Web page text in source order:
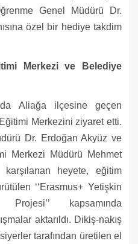
Genel Müdürü Dr.
özel bir hediye takdim
Merkezi ve Belediye
Aliağa ilçesine geçen
Merkezini ziyaret etti.
Dr. Erdoğan Akyüz ve
Merkezi Müdürü Mehmet
karşılanan heyete, eğitim
‘‘Erasmus+ Yetişkin
kapsamında
aktarıldı. Dikiş-nakış
tarafından üretilen el